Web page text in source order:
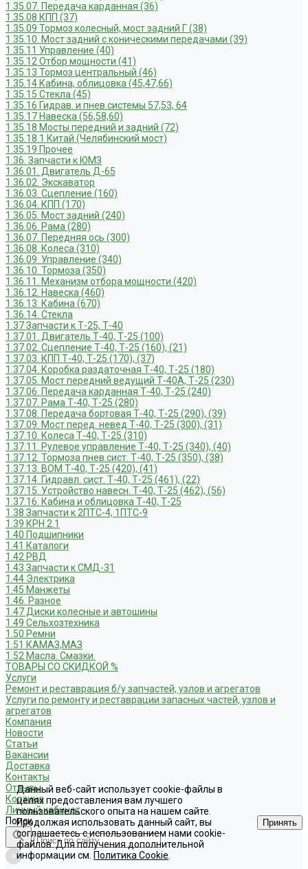
1.35.07. Передача карданная (36)
1.35.08 КПП (37)
1.35.09 Тормоз колесный, мост задний Г (38)
1.35.10. Мост задний с коническими передачами (39)
1.35.11 Управление (40)
1.35.12 Отбор мощности (41)
1.35.13 Тормоз центральный (46)
1.35.14 Кабина, облицовка (45,47,66)
1.35.15 Стекла (45)
1.35.16 Гидрав. и пнев.системы 57,53, 64
1.35.17 Навеска (56,58,60)
1.35.18 Мосты передний и задний (72)
1.35.18.1 Китай (Челябинский мост)
1.35.19 Прочее
1.36. Запчасти к ЮМЗ
1.36.01. Двигатель Д-65
1.36.02. Экскаватор
1.36.03. Сцепление (160)
1.36.04. КПП (170)
1.36.05. Мост задний (240)
1.36.06. Рама (280)
1.36.07. Передняя ось (300)
1.36.08. Колеса (310)
1.36.09. Управление (340)
1.36.10. Тормоза (350)
1.36.11. Механизм отбора мощности (420)
1.36.12. Навеска (460)
1.36.13. Кабина (670)
1.36.14. Стекла
1.37 Запчасти к Т-25, Т-40
1.37.01. Двигатель Т-40, Т-25 (100)
1.37.02. Сцепление Т-40, Т-25 (160), (21)
1.37.03. КПП Т-40, Т-25 (170), (37)
1.37.04. Коробка раздаточная Т-40, Т-25 (180)
1.37.05. Мост передний ведущий Т-40А, Т-25 (230)
1.37.06. Передача карданная Т-40, Т-25 (240)
1.37.07. Рама Т-40, Т-25 (280)
1.37.08. Передача бортовая Т-40, Т-25 (290), (39)
1.37.09. Мост перед. невед Т-40, Т-25 (300), (31)
1.37.10. Колеса Т-40, Т-25 (310)
1.37.11. Рулевое управление Т-40, Т-25 (340), (40)
1.37.12. Тормоза пнев.сист. Т-40, Т-25 (350), (38)
1.37.13. ВОМ Т-40, Т-25 (420), (41)
1.37.14. Гидравл. сист. Т-40, Т-25 (461), (22)
1.37.15. Устройство навесн. Т-40, Т-25 (462), (56)
1.37.16. Кабина и облицовка Т-40, Т-25
1.38 Запчасти к 2ПТС-4, 1ПТС-9
1.39 КРН 2.1
1.40 Подшипники
1.41 Каталоги
1.42 РВД
1.43 Запчасти к СМД-31
1.44 Электрика
1.45 Манжеты
1.46. Разное
1.47 Диски колесные и автошины
1.49 Сельхозтехника
1.50 Ремни
1.51 КАМАЗ,МАЗ
1.52 Масла. Смазки.
ТОВАРЫ СО СКИДКОЙ %
Услуги
Ремонт и реставрация б/у запчастей, узлов и агрегатов
Услуги по ремонту и реставрации запасных частей, узлов и
агрегатов
Компания
Новости
Статьи
Вакансии
Доставка
Контакты
Отзывы
Корзина
Личный кабинет
Поиск
Данный веб-сайт использует cookie-файлы в
целях предоставления вам лучшего
пользовательского опыта на нашем сайте.
Продолжая использовать данный сайт, вы
соглашаетесь с использованием нами cookie-
файлов. Для получения дополнительной
информации см. Политика Cookie
Принять